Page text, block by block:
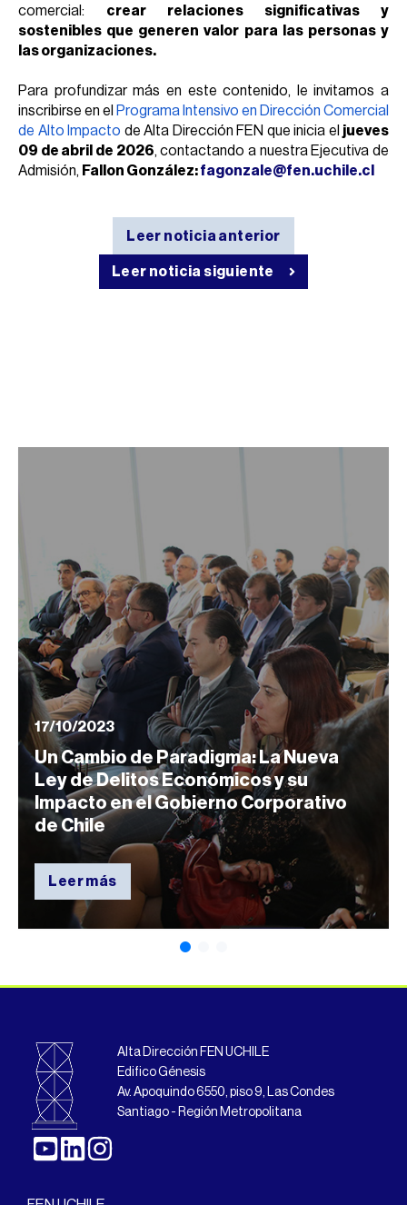
comercial: crear relaciones significativas y
sostenibles que generen valor para las personas y
las organizaciones.
Para profundizar más en este contenido, le invitamos a
inscribirse en el Programa Intensivo en Dirección Comercial
de Alto Impacto de Alta Dirección FEN que inicia el jueves
09 de abril de 2026, contactando a nuestra Ejecutiva de
Admisión, Fallon González:fagonzale@fen.uchile.cl
Leer noticia anterior
Leer noticia siguiente
17/10/2023
Un Cambio de Paradigma: La Nueva
Ley de Delitos Económicos y su
Impacto en el Gobierno Corporativo
de Chile
Leer más
Alta Dirección FEN UCHILE
Edifico Génesis
Av. Apoquindo 6550, piso 9, Las Condes
Santiago - Región Metropolitana